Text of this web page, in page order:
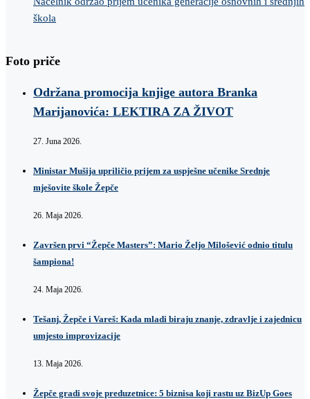
škola
Foto priče
Održana promocija knjige autora Branka
Marijanovića: LEKTIRA ZA ŽIVOT
27. Juna 2026.
Ministar Mušija upriličio prijem za uspješne učenike Srednje
mješovite škole Žepče
26. Maja 2026.
Završen prvi “Žepče Masters”: Mario Željo Milošević odnio titulu
šampiona!
24. Maja 2026.
Tešanj, Žepče i Vareš: Kada mladi biraju znanje, zdravlje i zajednicu
umjesto improvizacije
13. Maja 2026.
Žepče gradi svoje preduzetnice: 5 biznisa koji rastu uz BizUp Goes